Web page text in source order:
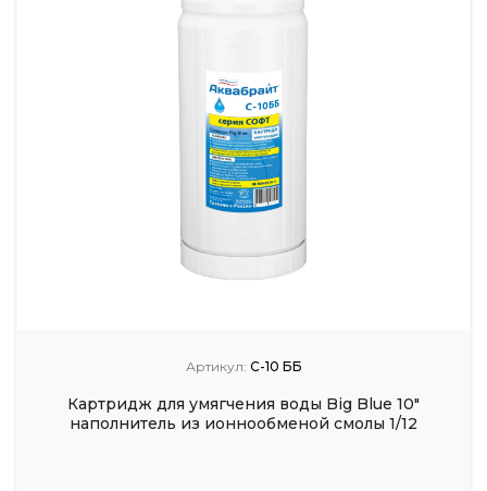
Артикул: С-10 ББ
Картридж для умягчения воды Big Blue 10"
наполнитель из ионнообменой смолы 1/12